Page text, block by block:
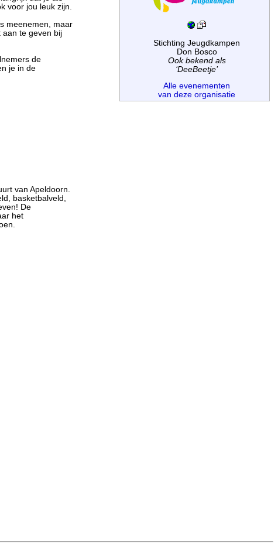
Stichting Jeugdkampen
Don Bosco
Ook bekend als
‘DeeBeetje’
Alle evenementen
van deze organisatie
voor jou leuk zijn.
meenemen, maar
aan te geven bij
de
je in de
van Apeldoorn.
basketbalveld,
De
het